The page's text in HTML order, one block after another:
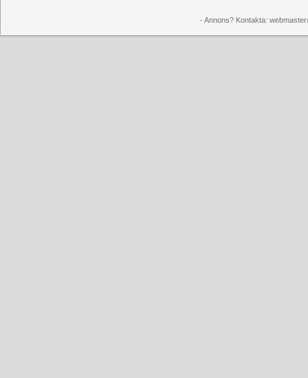
- Annons? Kontakta: